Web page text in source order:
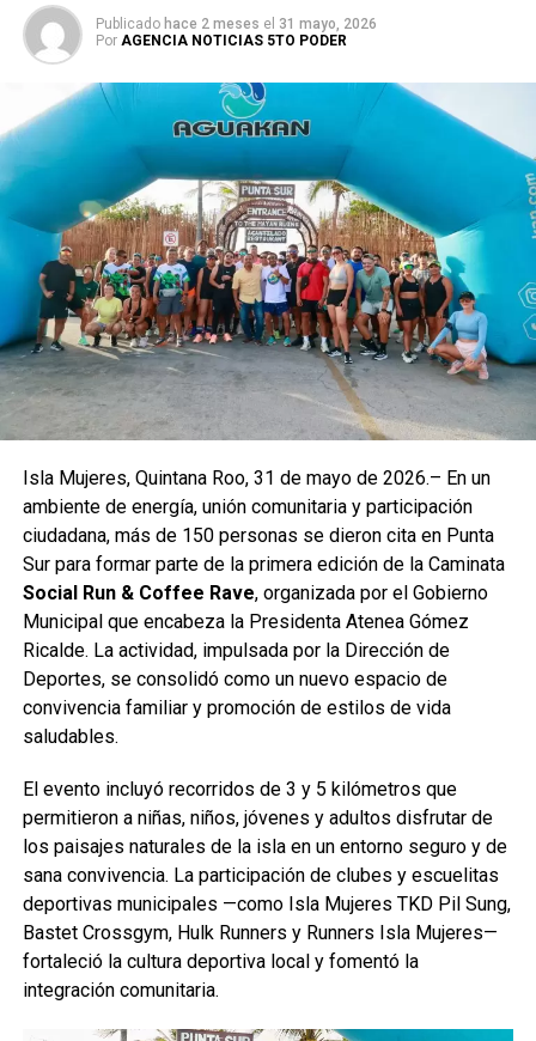
Publicado hace 2 meses el 31 mayo, 2026
Por AGENCIA NOTICIAS 5TO PODER
Isla Mujeres, Quintana Roo, 31 de mayo de 2026.– En un
ambiente de energía, unión comunitaria y participación
ciudadana, más de 150 personas se dieron cita en Punta
Sur para formar parte de la primera edición de la Caminata
Social Run & Coffee Rave, organizada por el Gobierno
Municipal que encabeza la Presidenta Atenea Gómez
Ricalde. La actividad, impulsada por la Dirección de
Deportes, se consolidó como un nuevo espacio de
convivencia familiar y promoción de estilos de vida
saludables.
El evento incluyó recorridos de 3 y 5 kilómetros que
permitieron a niñas, niños, jóvenes y adultos disfrutar de
los paisajes naturales de la isla en un entorno seguro y de
sana convivencia. La participación de clubes y escuelitas
deportivas municipales —como Isla Mujeres TKD Pil Sung,
Bastet Crossgym, Hulk Runners y Runners Isla Mujeres—
fortaleció la cultura deportiva local y fomentó la
integración comunitaria.